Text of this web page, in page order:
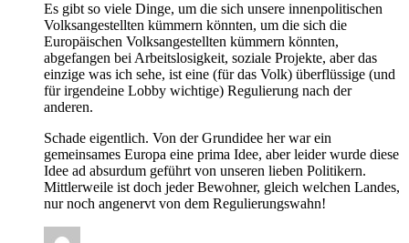
Es gibt so viele Dinge, um die sich unsere innenpolitischen
Volksangestellten kümmern könnten, um die sich die
Europäischen Volksangestellten kümmern könnten,
abgefangen bei Arbeitslosigkeit, soziale Projekte, aber das
einzige was ich sehe, ist eine (für das Volk) überflüssige (und
für irgendeine Lobby wichtige) Regulierung nach der
anderen.
Schade eigentlich. Von der Grundidee her war ein
gemeinsames Europa eine prima Idee, aber leider wurde diese
Idee ad absurdum geführt von unseren lieben Politikern.
Mittlerweile ist doch jeder Bewohner, gleich welchen Landes,
nur noch angenervt von dem Regulierungswahn!